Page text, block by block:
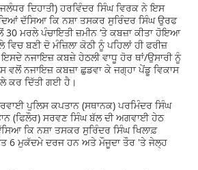
ਦਿਹਾਤੀ) ਹਰਵਿੰਦਰ ਸਿੰਘ ਵਿਰਕ ਨੇ ਇਸ
ਦੱਸਿਆ ਕਿ ਨਸ਼ਾ ਤਸਕਰ ਸੁਰਿੰਦਰ ਸਿੰਘ ਉਰਫ
30 ਮਰਲੇ ਪੰਚਾਇਤੀ ਜ਼ਮੀਨ ’ਤੇ ਕਬਜ਼ਾ ਕੀਤਾ ਹੋਇਆ
ਵਿਚ ਬਣੀ ਦੋ ਮੰਜ਼ਿਲਾ ਕੋਠੀ ਨੂੰ ਪਹਿਲਾਂ ਹੀ ਫਰੀਜ਼
ਨਜਾਇਜ਼ ਕਬਜ਼ੇ ਹੇਠਲੀ ਵਾਧੂ ਹੋਰ ਥਾਂ/ਉਸਾਰੀ ਨੂੰ
ਵਲੋਂ ਨਜਾਇਜ਼ ਕਬਜ਼ਾ ਛੁਡਵਾ ਕੇ ਜਗ੍ਹਾ ਪੇਂਡੂ ਵਿਕਾਸ
ਕਰ ਦਿੱਤੀ ਗਈ ਹੈ।
ਪੁਲਿਸ ਕਪਤਾਨ (ਸਥਾਨਕ) ਪਰਮਿੰਦਰ ਸਿੰਘ
(ਫਿਲੌਰ) ਸਰਵਣ ਸਿੰਘ ਬੱਲ ਦੀ ਅਗਵਾਈ ਹੇਠ
ਕਿ ਨਸ਼ਾ ਤਸਕਰ ਸੁਰਿੰਦਰ ਸਿੰਘ ਖਿਲਾਫ਼
6 ਮੁਕੱਦਮੇ ਦਰਜ ਹਨ ਅਤੇ ਮੌਜੂਦਾ ਤੌਰ 'ਤੇ ਜੇਲ੍ਹ